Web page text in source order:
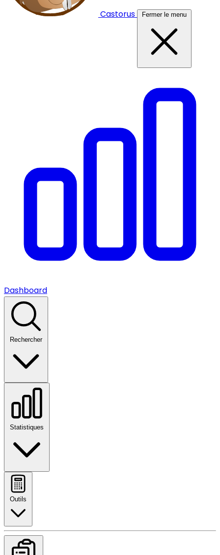
Castorus Fermer le menu
Dashboard
Rechercher
Statistiques
Outils